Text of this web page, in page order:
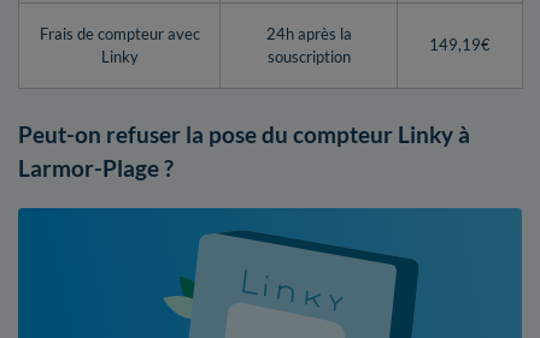
Frais de compteur avec
Linky
24h après la
souscription
149,19€
Peut-on refuser la pose du compteur Linky à
Larmor-Plage ?